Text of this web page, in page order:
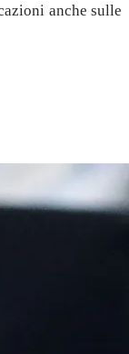
anche sulle